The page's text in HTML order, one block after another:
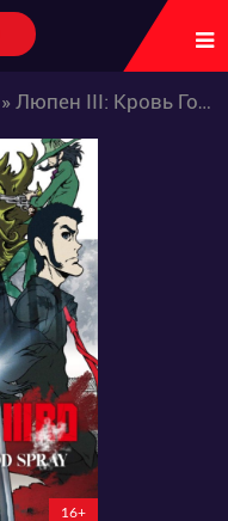
» Люпен III: Кровь Гоэмона Исикавы
16+